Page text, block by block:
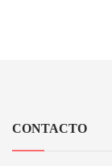
CONTACTO